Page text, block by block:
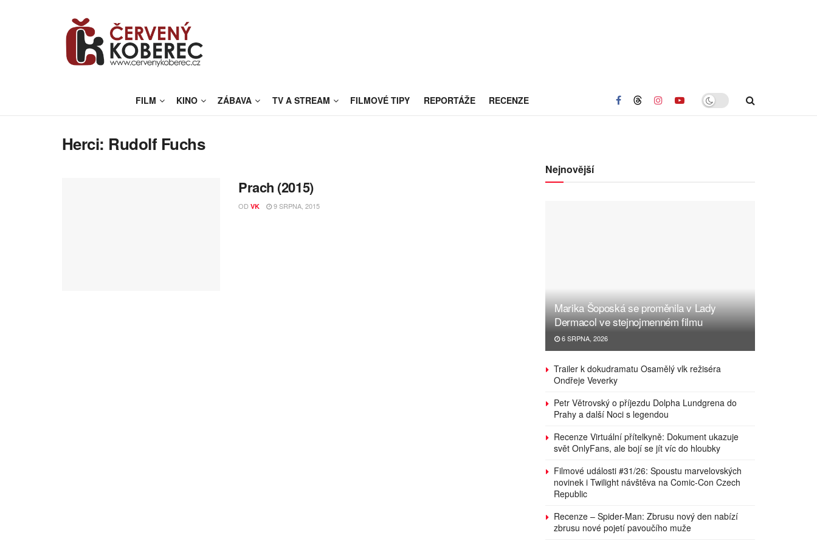
FILM KINO ZÁBAVA TV A STREAM FILMOVÉ TIPY REPORTÁŽE RECENZE
Herci: Rudolf Fuchs
Prach (2015)
OD VK 9 SRPNA, 2015
Nejnovější
Marika Šoposká se proměnila v Lady
Dermacol ve stejnojmenném filmu
6 SRPNA, 2026
Trailer k dokudramatu Osamělý vlk režiséra
Ondřeje Veverky
Petr Větrovský o příjezdu Dolpha Lundgrena do
Prahy a další Noci s legendou
Recenze Virtuální přítelkyně: Dokument ukazuje
svět OnlyFans, ale bojí se jít víc do hloubky
Filmové události #31/26: Spoustu marvelovských
novinek i Twilight návštěva na Comic-Con Czech
Republic
Recenze – Spider-Man: Zbrusu nový den nabízí
zbrusu nové pojetí pavoučího muže